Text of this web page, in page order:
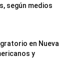
según medios
en Nueva
y